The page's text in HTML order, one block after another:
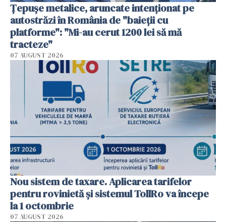
Țepușe metalice, aruncate intenționat pe
autostrăzi în România de "baieții cu
platforme": "Mi-au cerut 1200 lei să mă
tracteze"
07 AUGUST 2026
Nou sistem de taxare. Aplicarea tarifelor
pentru rovinietă şi sistemul TollRo va începe
la 1 octombrie
07 AUGUST 2026